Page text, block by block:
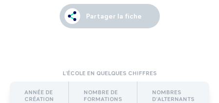
Partager la fiche
L’ÉCOLE EN QUELQUES CHIFFRES
ANNÉE DE
CRÉATION
NOMBRE DE
FORMATIONS
NOMBRES
D’ALTERNANTS